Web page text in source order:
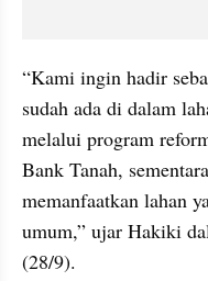
“Kami ingin hadir
sudah ada di dalam
melalui program
Bank Tanah,
memanfaatkan lahan
umum,” ujar Hakiki
(28/9).